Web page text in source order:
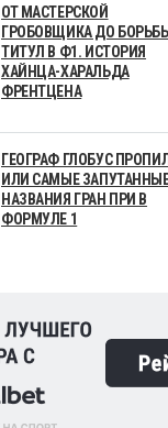
ОТ МАСТЕРСКОЙ
ГРОБОВЩИКА ДО
ТИТУЛ В Ф1. ИСТОРИЯ
ХАЙНЦА-ХАРАЛЬДА
ФРЕНТЦЕНА
ГЕОГРАФ ГЛОБУС
ИЛИ САМЫЕ
НАЗВАНИЯ ГРАН ПРИ В
ФОРМУЛЕ 1